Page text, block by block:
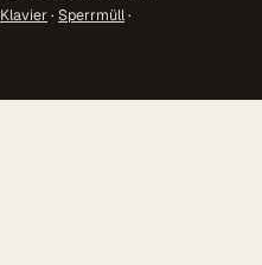
Klavier · Sperrmüll·